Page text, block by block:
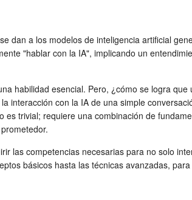
dan a los modelos de inteligencia artificial
"hablar con la IA", implicando un
habilidad esencial. Pero, ¿cómo se logra
interacción con la IA de una simple
es trivial; requiere una combinación de
prometedor.
las competencias necesarias para no solo
básicos hasta las técnicas avanzadas,